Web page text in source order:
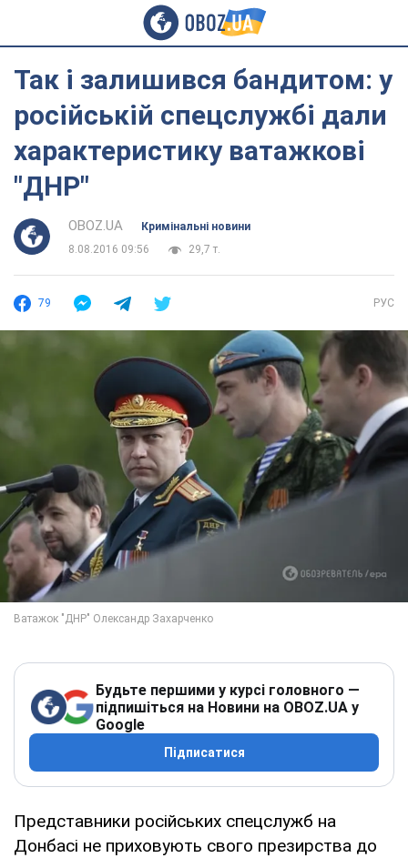
Так і залишився бандитом: у
російській спецслужбі дали
характеристику ватажкові
"ДНР"
OBOZ.UA
Кримінальні новини
8.08.2016 09:56
29,7 т.
79 РУС
Будьте першими у курсі головного —
підпишіться на Новини на OBOZ.UA у
Google
Підписатися
Представники російських спецслужб на
Донбасі не приховують свого презирства до